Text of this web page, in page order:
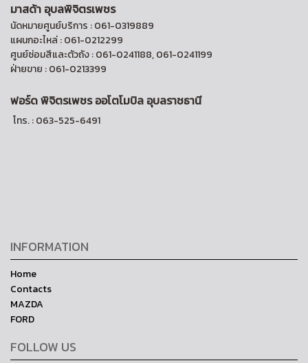
มาสด้า อุบลพิจิตรเพชร
นัดหมายศูนย์บริการ : 061-0319889
แผนกอะไหล่ : 061-0212299
ศูนย์ซ่อมสีและตัวถัง : 061-0241188, 061-0241199
ฝ่ายขาย : 061-0213399
ฟอร์ด พิจิตรเพชร ออโตโมบิล อุบลราชธานี
โทร. : 063-525-6491
INFORMATION
Home
Contacts
MAZDA
FORD
FOLLOW US